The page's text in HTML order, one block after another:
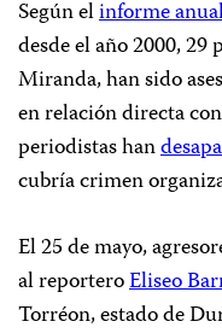
Según elinforme
desde el año 2000,
Miranda, han sido
en relación directa
periodistas han
cubría crimen
El 25 de mayo,
al reporteroEliseo
Torréon, estado de